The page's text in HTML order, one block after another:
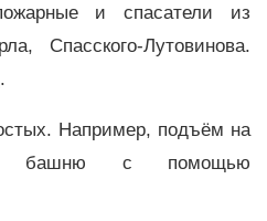
и спасатели из
Спасского-Лутовинова.
Например, подъём на
башню с помощью